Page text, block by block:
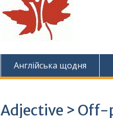
Англійська щодня
Adjective >